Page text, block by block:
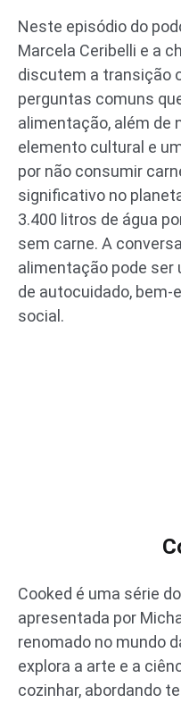
Neste episódio do
Marcela Ceribelli e a
discutem a transição
perguntas comuns
alimentação, além de
elemento cultural e
por não consumir
significativo no
3.400 litros de água
sem carne. A
alimentação pode ser
de autocuidado,
social.
Cooked é uma série
apresentada por
renomado no mundo
explora a arte e a
cozinhar, abordando